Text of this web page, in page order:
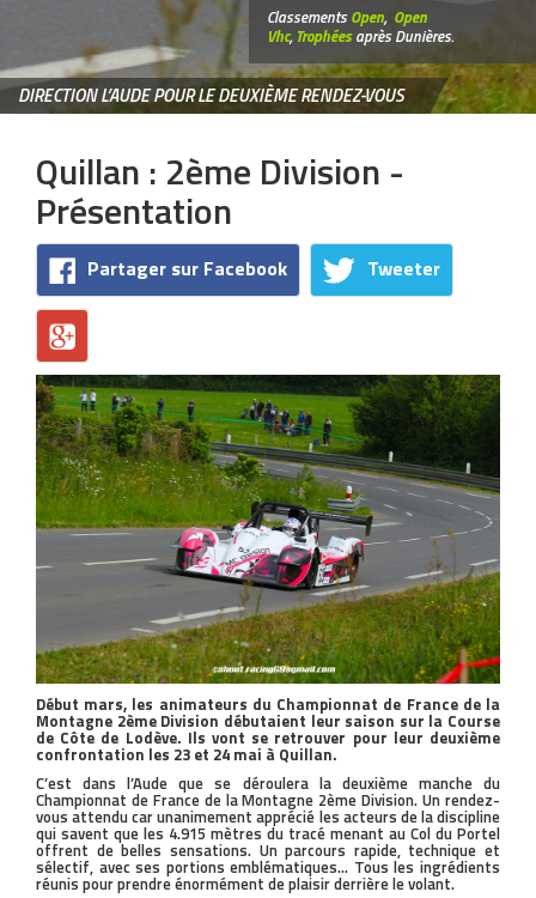
ClassementsOpen, Open
Vhc, Trophéesaprès Dunières.
DIRECTION L’AUDE POUR LE DEUXIÈME RENDEZ-VOUS
Quillan : 2ème Division -
Présentation
Partager sur Facebook Tweeter
Début mars, les animateurs du Championnat de France de la
Montagne 2ème Division débutaient leur saison sur la Course
de Côte de Lodève. Ils vont se retrouver pour leur deuxième
confrontation les 23 et 24 mai à Quillan.
C’est dans l’Aude que se déroulera la deuxième manche du
Championnat de France de la Montagne 2ème Division. Un rendez-
vous attendu car unanimement apprécié les acteurs de la discipline
qui savent que les 4.915 mètres du tracé menant au Col du Portel
offrent de belles sensations. Un parcours rapide, technique et
sélectif, avec ses portions emblématiques… Tous les ingrédients
réunis pour prendre énormément de plaisir derrière le volant.